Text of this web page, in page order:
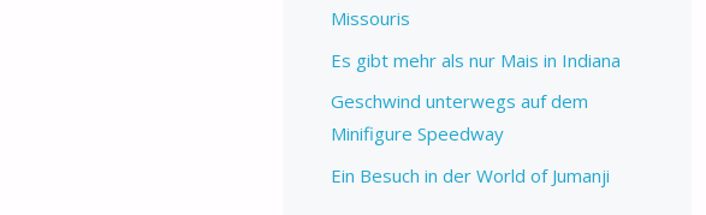
Missouris
Es gibt mehr als nur Mais in Indiana
Geschwind unterwegs auf dem
Minifigure Speedway
Ein Besuch in der World of Jumanji